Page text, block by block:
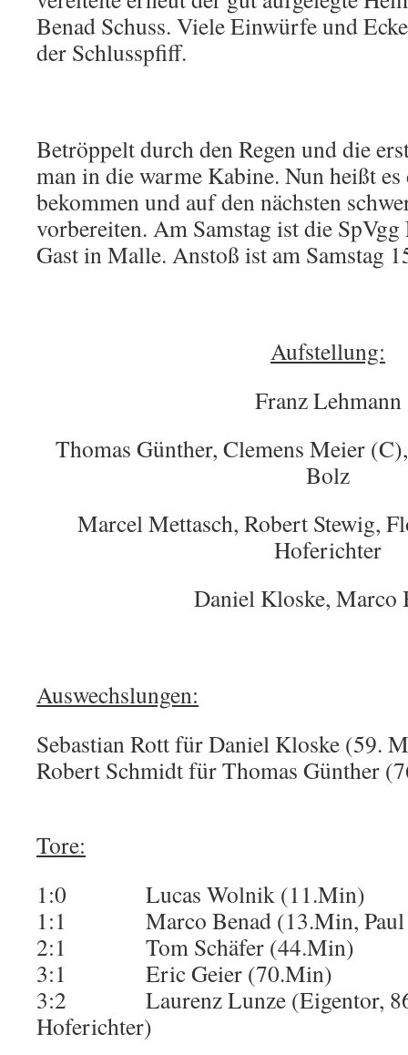
Benad Schuss. Viele Einwürfe und
der Schlusspfiff.
Betröppelt durch den Regen und die
man in die warme Kabine. Nun heißt
bekommen und auf den nächsten
vorbereiten. Am Samstag ist die
Gast in Malle. Anstoß ist am Samstag
Aufstellung:
Franz Lehmann
Thomas Günther, Clemens Meier
Bolz
Marcel Mettasch, Robert Stewig,
Hoferichter
Daniel Kloske, Marco
Auswechslungen:
Sebastian Rott für Daniel Kloske (59.
Robert Schmidt für Thomas Günther
Tore:
1:0 Lucas Wolnik (11.Min)
1:1 Marco Benad (13.Min, Paul
2:1 Tom Schäfer (44.Min)
3:1 Eric Geier (70.Min)
3:2 Laurenz Lunze (Eigentor,
Hoferichter)